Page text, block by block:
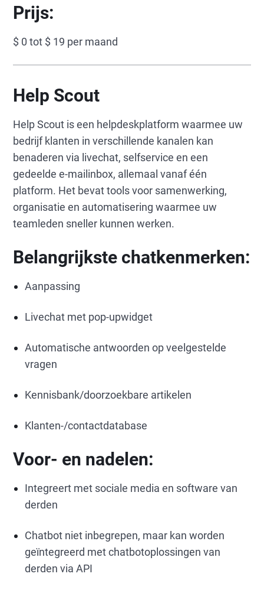
Prijs:
$ 0 tot $ 19 per maand
Help Scout
Help Scout is een helpdeskplatform waarmee uw
bedrijf klanten in verschillende kanalen kan
benaderen via livechat, selfservice en een
gedeelde e-mailinbox, allemaal vanaf één
platform. Het bevat tools voor samenwerking,
organisatie en automatisering waarmee uw
teamleden sneller kunnen werken.
Belangrijkste chatkenmerken:
Aanpassing
Livechat met pop-upwidget
Automatische antwoorden op veelgestelde
vragen
Kennisbank/doorzoekbare artikelen
Klanten-/contactdatabase
Voor- en nadelen:
Integreert met sociale media en software van
derden
Chatbot niet inbegrepen, maar kan worden
geïntegreerd met chatbotoplossingen van
derden via API